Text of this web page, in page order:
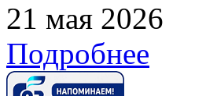
21 мая 2026
Подробнее